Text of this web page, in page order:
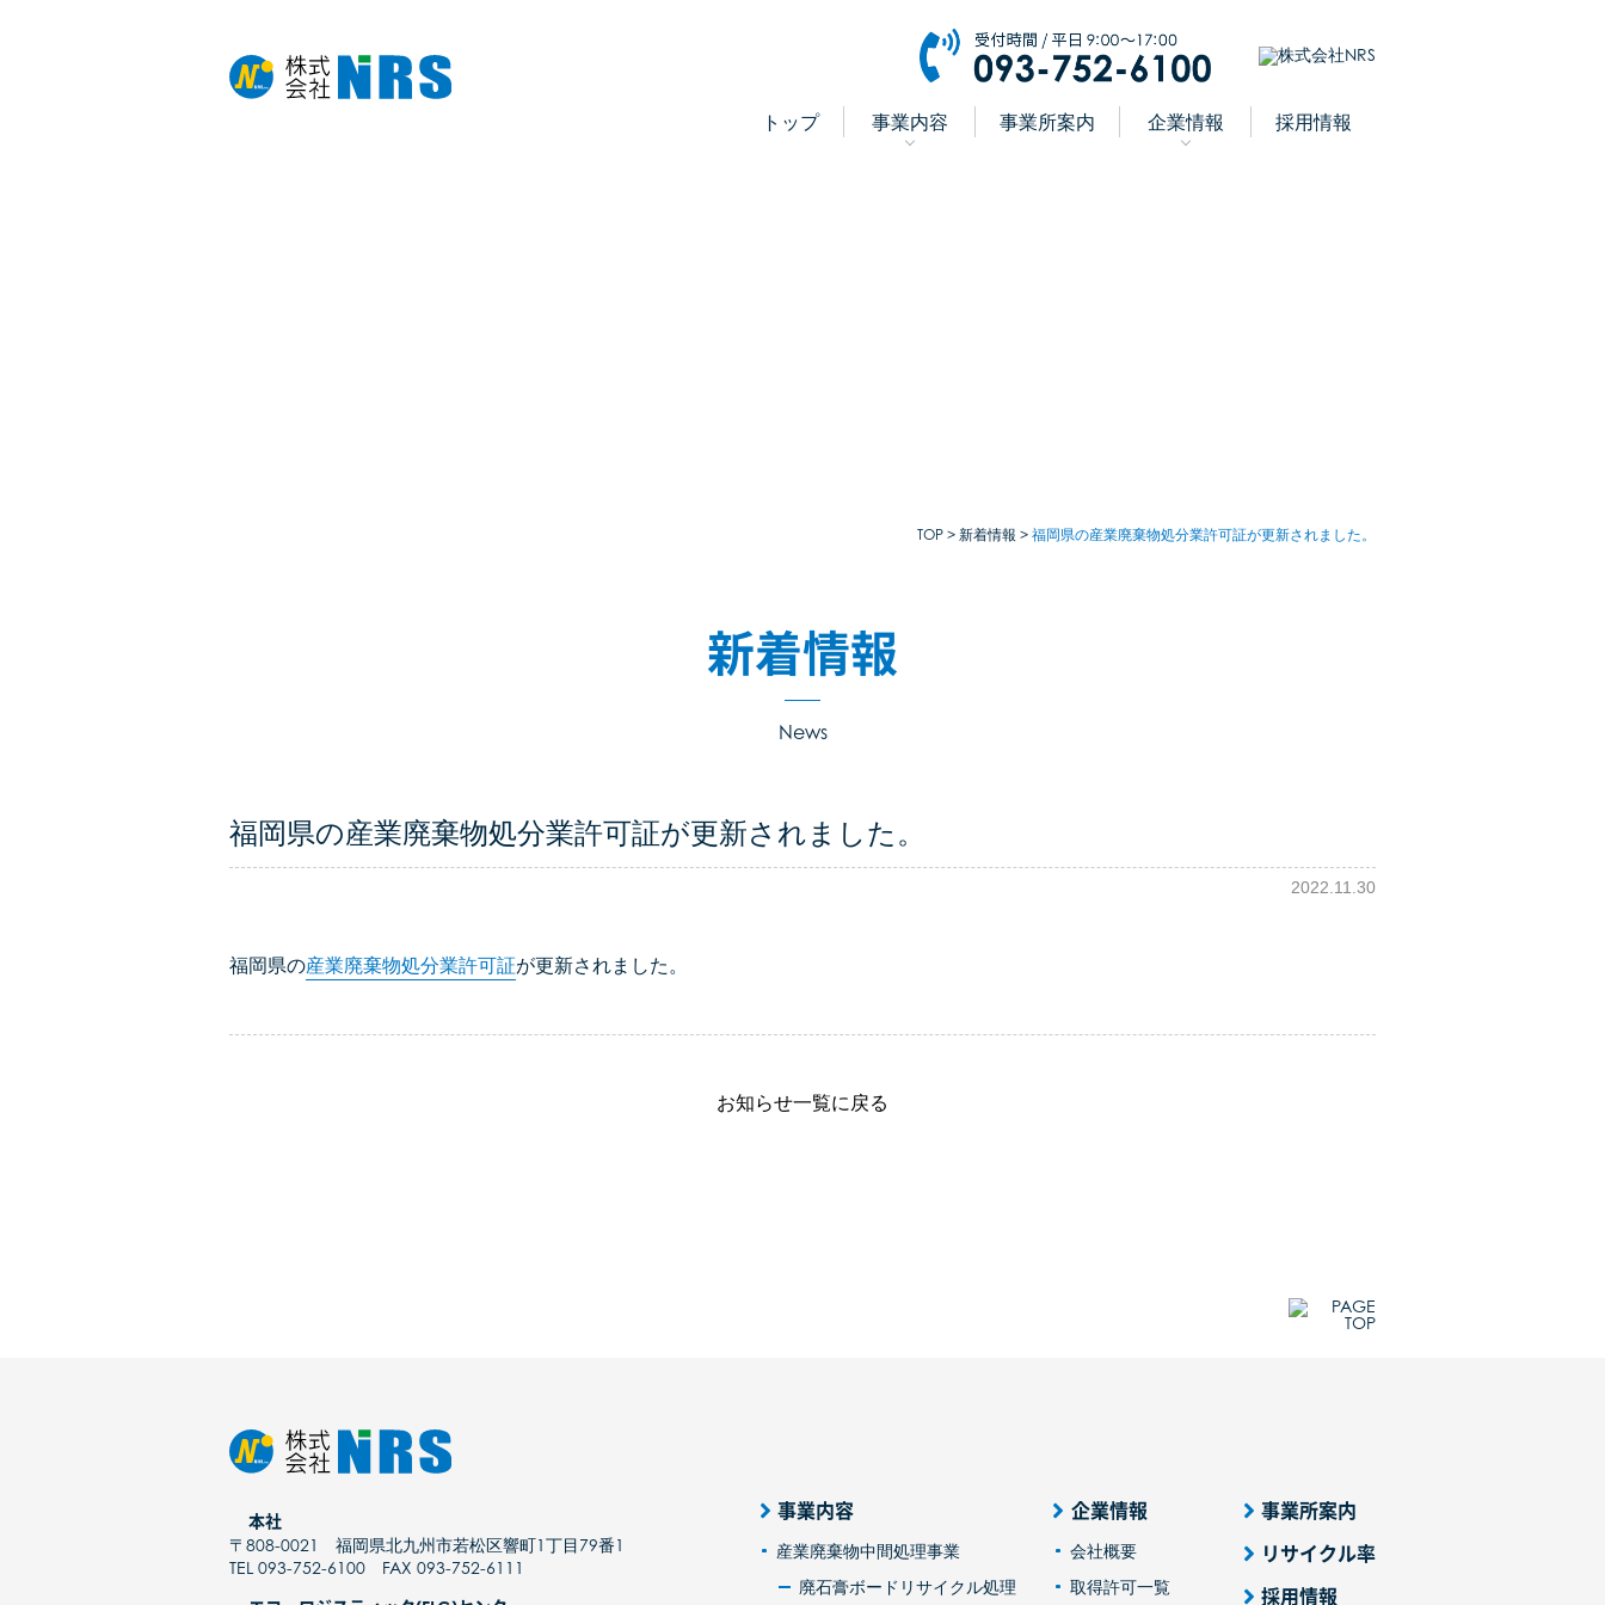
トップ 事業内容 事業所案内 企業情報 採用情報
TOP 新着情報 福岡県の産業廃棄物処分業許可証が更新されました。
新着情報
News
福岡県の産業廃棄物処分業許可証が更新されました。
2022.11.30
福岡県の産業廃棄物処分業許可証が更新されました。
お知らせ一覧に戻る
本社
〒808-0021 福岡県北九州市若松区響町1丁目79番1
TEL 093-752-6100 FAX 093-752-6111
事業内容
産業廃棄物中間処理事業
廃石膏ボードリサイクル処理
企業情報
会社概要
取得許可一覧
事業所案内
リサイクル率
採用情報